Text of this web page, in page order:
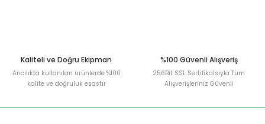
Kaliteli ve Doğru Ekipman
Arıcılıkta kullanılan ürünlerde %100
kalite ve doğruluk esastır
%100 Güvenli Alışveriş
256Bit SSL Sertifikalsıyla Tüm
Alışverişleriniz Güvenli